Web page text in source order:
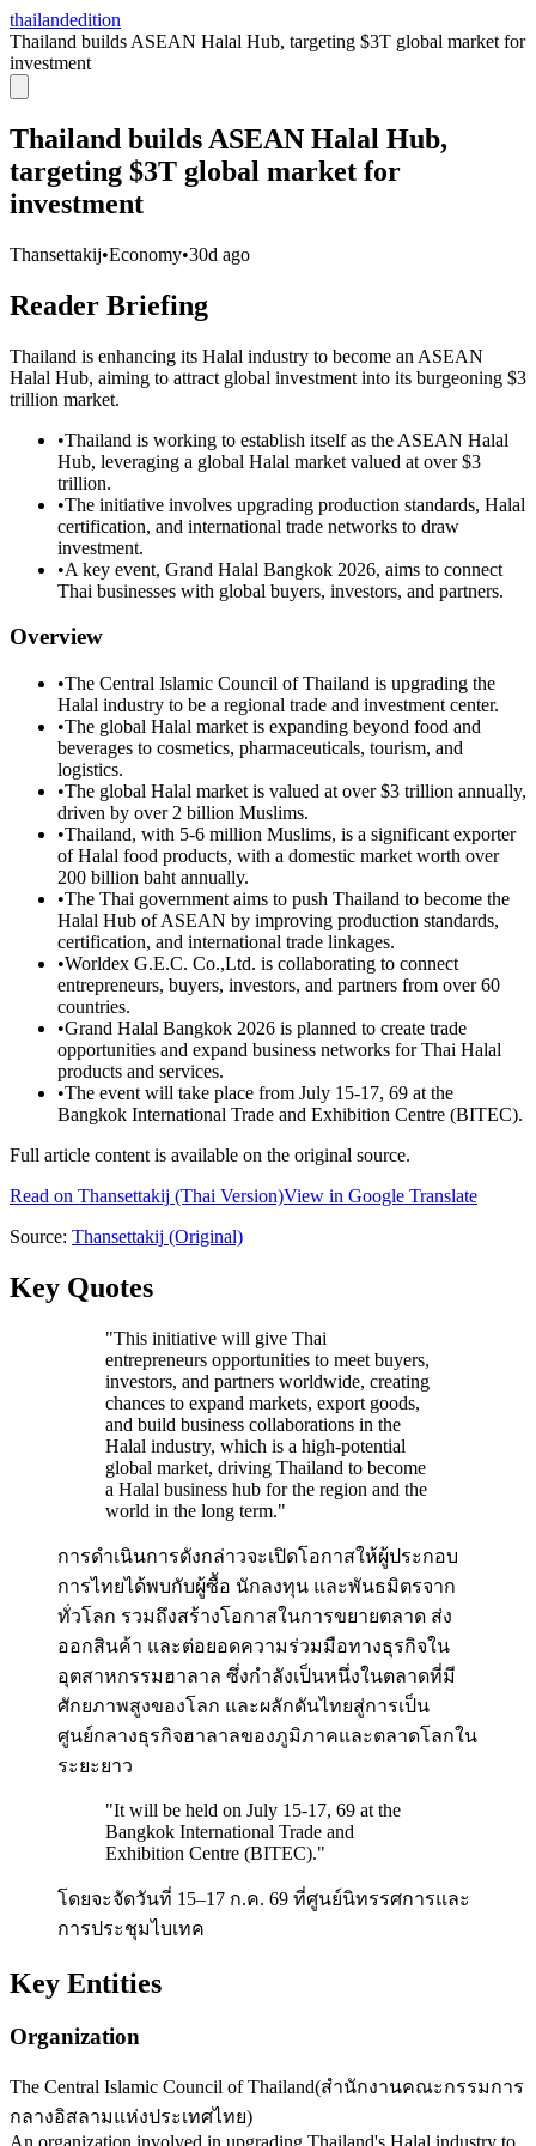
thailandedition
Thailand builds ASEAN Halal Hub, targeting $3T global market for
investment
Thailand builds ASEAN Halal Hub,
targeting $3T global market for
investment
Thansettakij•Economy•30d ago
Reader Briefing
Thailand is enhancing its Halal industry to become an ASEAN
Halal Hub, aiming to attract global investment into its burgeoning $3
trillion market.
•Thailand is working to establish itself as the ASEAN Halal
Hub, leveraging a global Halal market valued at over $3
trillion.
•The initiative involves upgrading production standards, Halal
certification, and international trade networks to draw
investment.
•A key event, Grand Halal Bangkok 2026, aims to connect
Thai businesses with global buyers, investors, and partners.
Overview
•The Central Islamic Council of Thailand is upgrading the
Halal industry to be a regional trade and investment center.
•The global Halal market is expanding beyond food and
beverages to cosmetics, pharmaceuticals, tourism, and
logistics.
•The global Halal market is valued at over $3 trillion annually,
driven by over 2 billion Muslims.
•Thailand, with 5-6 million Muslims, is a significant exporter
of Halal food products, with a domestic market worth over
200 billion baht annually.
•The Thai government aims to push Thailand to become the
Halal Hub of ASEAN by improving production standards,
certification, and international trade linkages.
•Worldex G.E.C. Co.,Ltd. is collaborating to connect
entrepreneurs, buyers, investors, and partners from over 60
countries.
•Grand Halal Bangkok 2026 is planned to create trade
opportunities and expand business networks for Thai Halal
products and services.
•The event will take place from July 15-17, 69 at the
Bangkok International Trade and Exhibition Centre (BITEC).
Full article content is available on the original source.
Read on Thansettakij (Thai Version)View in Google Translate
Source: Thansettakij (Original)
Key Quotes
"This initiative will give Thai
entrepreneurs opportunities to meet buyers,
investors, and partners worldwide, creating
chances to expand markets, export goods,
and build business collaborations in the
Halal industry, which is a high-potential
global market, driving Thailand to become
a Halal business hub for the region and the
world in the long term."
การดำเนินการดังกล่าวจะเปิดโอกาสให้ผู้ประกอบ
การไทยได้พบกับผู้ซื้อ นักลงทุน และพันธมิตรจาก
ทั่วโลก รวมถึงสร้างโอกาสในการขยายตลาด ส่ง
ออกสินค้า และต่อยอดความร่วมมือทางธุรกิจใน
อุตสาหกรรมฮาลาล ซึ่งกำลังเป็นหนึ่งในตลาดที่มี
ศักยภาพสูงของโลก และผลักดันไทยสู่การเป็น
ศูนย์กลางธุรกิจฮาลาลของภูมิภาคและตลาดโลกใน
ระยะยาว
"It will be held on July 15-17, 69 at the
Bangkok International Trade and
Exhibition Centre (BITEC)."
โดยจะจัดวันที่ 15–17 ก.ค. 69 ที่ศูนย์นิทรรศการและ
การประชุมไบเทค
Key Entities
Organization
The Central Islamic Council of Thailand(สำนักงานคณะกรรมการ
กลางอิสลามแห่งประเทศไทย)